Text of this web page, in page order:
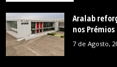
Aralab
nos Prémios
7 de Agosto,